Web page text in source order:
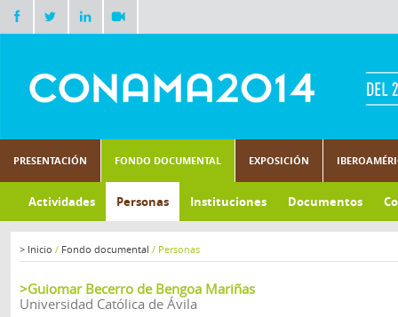
PRESENTACIÓN FONDO DOCUMENTAL EXPOSICIÓN
Actividades Personas Instituciones Documentos
> Inicio / Fondo documental / Personas
>Guiomar Becerro de Bengoa Mariñas
Universidad Católica de Ávila